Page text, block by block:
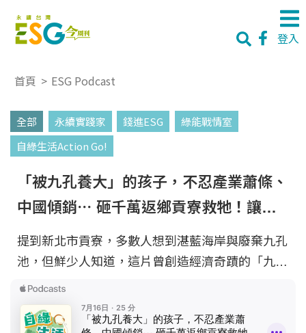
登入
首頁 > ESG Podcast
全部 永續實踐家 錢進ESG
綠能戰情室
自綠生活Action Go!
「被九孔養大」的孩子，不忍產業蕭條、
中國傾銷⋯ 砸千萬返鄉貢寮救牠！讓國
際再度看見台灣鮑 feat. 李勝興｜自綠生
活Action Go! EP91
提到新北市貢寮，多數人想到湛藍海岸與廢棄九孔
池，但鮮少人知道，這片曾創造經濟奇蹟的「九孔
故鄉」，曾因環境變遷與大規模暴斃危機而一度荒
然返鄉，投入百萬積蓄修復廢棄九孔池，翻轉大眾